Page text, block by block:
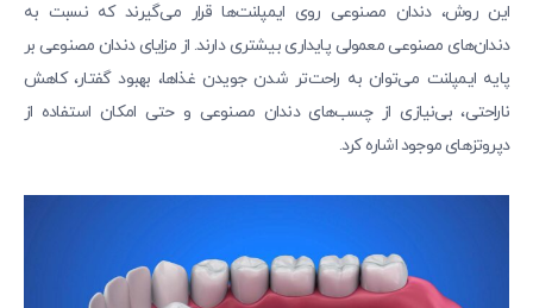
این روش، دندان مصنوعی روی ایمپلنت‌ها قرار می‌گیرند که نسبت به
دندان‌های مصنوعی معمولی پایداری بیشتری دارند. از مزایای دندان مصنوعی بر
پایه ایمپلنت می‌توان به راحت‌تر شدن جویدن غذاها، بهبود گفتار، کاهش
ناراحتی، بی‌نیازی از چسب‌های دندان مصنوعی و حتی امکان استفاده از
دپروتزهای موجود اشاره کرد.